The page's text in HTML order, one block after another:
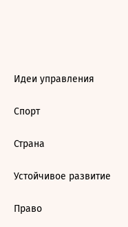
Идеи управления
Спорт
Страна
Устойчивое развитие
Право